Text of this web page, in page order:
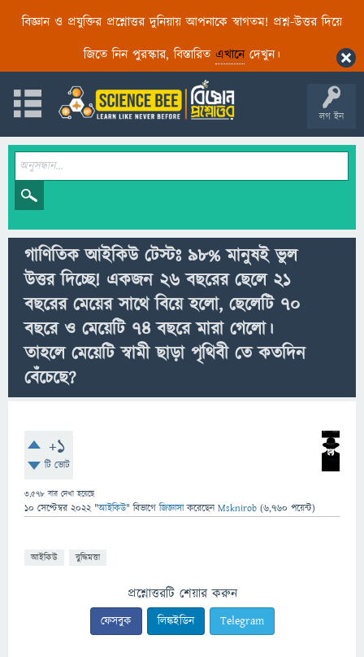
বিজ্ঞান ও প্রযুক্তির প্রশ্নোত্তর দুনিয়ায় আপনাকে স্বাগতম! প্রশ্ন-উত্তর দিয়ে
জিতে নিন পুরস্কার, বিস্তারিত এখানেদেখুন।
লগ ইন
গাণিতিক আইকিউ টেস্টঃ ৯৮% মানুষই ভুল
উত্তর দিচ্ছে! একজন ২৬ বছরের ছেলে ২১
বছরের মেয়ের সাথে বিয়ে হলো, ছেলেটি ৭০
বছরে ও মেয়েটি ৭৪ বছরে মারা গেলো।
তাহলে মেয়েটি স্বামী ছাড়া পৃথিবী তে কতদিন
বেঁচেছে?
+1
টি ভোট
3,578 বার দেখা হয়েছে
10 সেপ্টেম্বর 2022 "আইকিউ" বিভাগে জিজ্ঞাসাকরেছেনMsknirob (6,760 পয়েন্ট)
আইকিউ বুদ্ধিমত্তা
প্রশ্নোত্তরটি শেয়ার করুন
ফেসবুক লিঙ্কইডিন Telegram